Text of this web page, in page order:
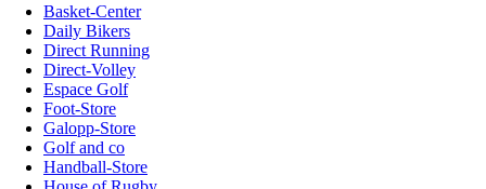
Basket-Center
Daily Bikers
Direct Running
Direct-Volley
Espace Golf
Foot-Store
Galopp-Store
Golf and co
Handball-Store